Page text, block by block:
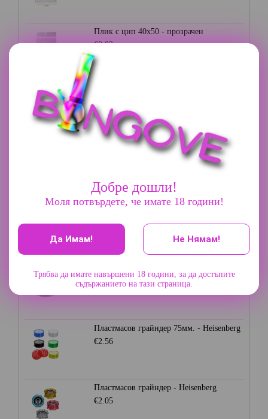
Плик с цип 40х50 - прозрачен
€0.03
€0.03
Плик с цип 70х85 - прозрачен
Грайндер 3 части - Champ High
€9.20
Алуминиев грайндер 45мм. - Сив
€7.67
Пластмасов грайндер 75мм. - Heisenberg
€2.56
Пластмасов грайндер - Heisenberg
€2.05
Добре дошли!
Моля потвърдете, че имате 18 години!
Да Имам! Не Нямам!
Трябва да имате навършени 18 години, за да достъпите
съдържанието на тази страница.